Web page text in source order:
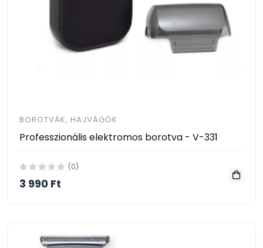
BOROTVÁK, HAJVÁGÓK
Professzionális elektromos borotva - V-331
(0)
3 990 Ft